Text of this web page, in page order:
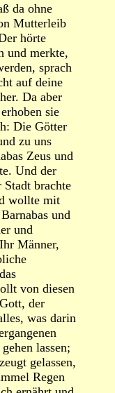
da ohne
Mutterleib
hörte
und merkte,
sprach
auf deine
Da aber
sie
Die Götter
zu uns
Zeus und
Und der
Stadt brachte
wollte mit
und
und
Männer,
von diesen
der
was darin
lassen;
gelassen,
Regen